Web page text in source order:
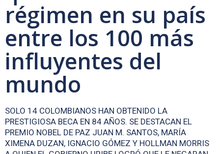
régimen en su país
entre los 100 más
influyentes del
mundo
SOLO 14 COLOMBIANOS HAN OBTENIDO LA
PRESTIGIOSA BECA EN 84 AÑOS. SE DESTACAN EL
PREMIO NOBEL DE PAZ JUAN M. SANTOS, MARÍA
XIMENA DUZAN, IGNACIO GÓMEZ Y HOLLMAN MORRIS